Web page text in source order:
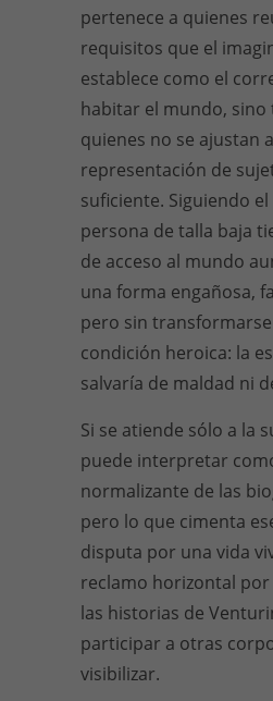
pertenece a quienes
requisitos que el
establece como el
habitar el mundo, sino
quienes no se ajustan
representación de
suficiente. Siguiendo
persona de talla baja
de acceso al mundo
una forma engañosa,
pero sin
condición heroica: la
salvaría de maldad ni
Si se atiende sólo a la
puede interpretar
normalizante de las
pero lo que cimenta
disputa por una vida
reclamo horizontal
las historias de
participar a otras
visibilizar.